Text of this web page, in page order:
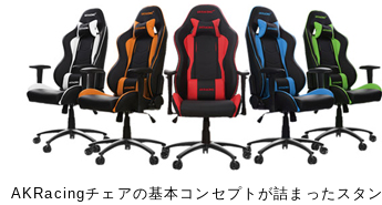
AKRacingチェアの基本コンセプトが詰まったスタン